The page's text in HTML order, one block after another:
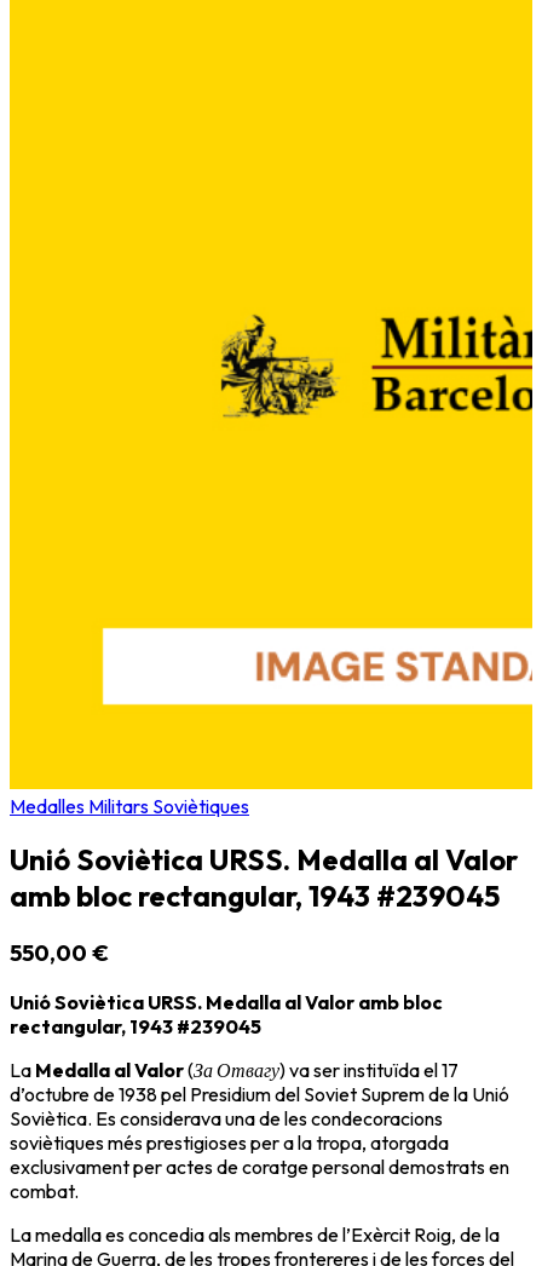
Medalles Militars Soviètiques
Unió Soviètica URSS. Medalla al Valor
amb bloc rectangular, 1943 #239045
550,00 €
Unió Soviètica URSS. Medalla al Valor amb bloc
rectangular, 1943 #239045
La Medalla al Valor(За Отвагу) va ser instituïda el 17
d’octubre de 1938 pel Presidium del Soviet Suprem de la Unió
Soviètica. Es considerava una de les condecoracions
soviètiques més prestigioses per a la tropa, atorgada
exclusivament per actes de coratge personal demostrats en
combat.
La medalla es concedia als membres de l’Exèrcit Roig, de la
Marina de Guerra, de les tropes frontereres i de les forces del